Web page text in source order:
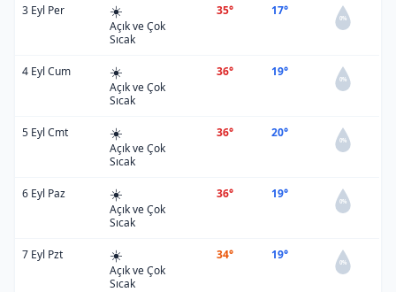
3 Eyl Per ☀️
Açık ve Çok
Sıcak
35° 17°
0%
4 Eyl Cum ☀️
Açık ve Çok
Sıcak
36° 19°
0%
5 Eyl Cmt ☀️
Açık ve Çok
Sıcak
36° 20°
0%
6 Eyl Paz ☀️
Açık ve Çok
Sıcak
36° 19°
0%
7 Eyl Pzt ☀️
Açık ve Çok
Sıcak
34° 19°
0%